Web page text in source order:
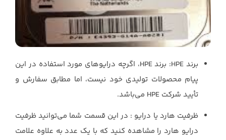
برند ‏HPE‏: برند ‏HPE، اگرچه درایوهای مورد استفاده در این
پیام محصولات تولیدی خود نیست، اما مطابق ‏سفارش و
تأیید شرکت ‏HPE‏ می‌باشد.
ظرفیت هارد یا درایو ‏: در این قسمت شما می‌توانید ظرفیت
درایو هارد را مشاهده کنید که با یک عدد به علاوه علامت